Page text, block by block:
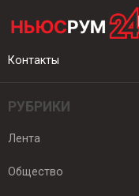
Контакты
РУБРИКИ
Лента
Общество